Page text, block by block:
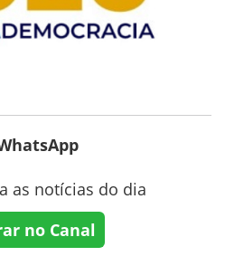
as notícias do dia
no Canal